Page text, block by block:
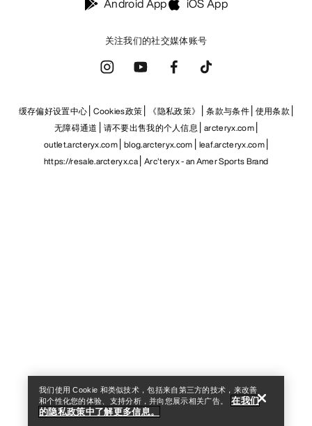
关注我们的社交媒体账号
缓存偏好设置中心 Cookies政策 《隐私政策》 条款与条件 使用条款
无障碍通道
请不要出售我的个人信息 arcteryx.com
outlet.arcteryx.com blog.arcteryx.com leaf.arcteryx.com
https://resale.arcteryx.ca Arc'teryx - an Amer Sports Brand
我们使用 Cookie 和类似技术，包括来自第三方的技术，来改善
和个性化您的体验、支持分析，并向您展示相关广告。
在我们
的隐私政策中了解更多信息。